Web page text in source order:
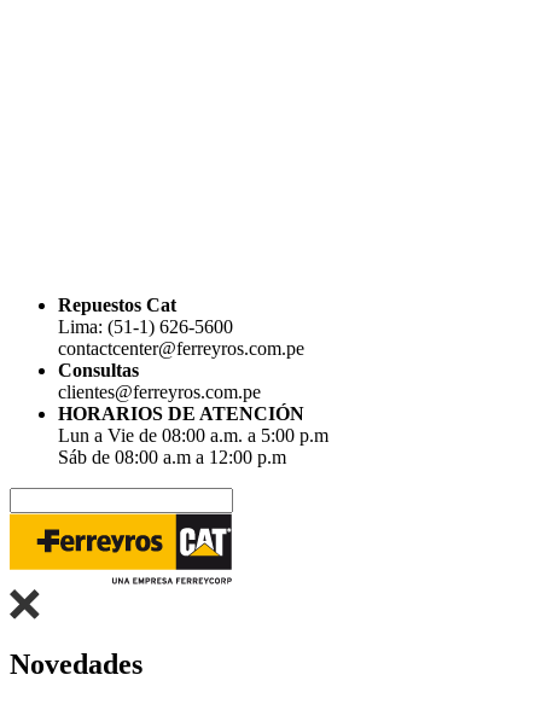
Repuestos Cat
Lima: (51-1) 626-5600
contactcenter@ferreyros.com.pe
Consultas
clientes@ferreyros.com.pe
HORARIOS DE ATENCIÓN
Lun a Vie de 08:00 a.m. a 5:00 p.m
Sáb de 08:00 a.m a 12:00 p.m
Novedades